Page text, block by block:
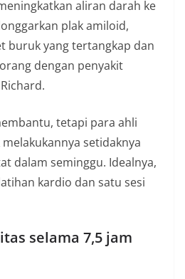
aliran darah ke
plak amiloid,
buruk yang tertangkap dan
dengan penyakit
tetapi para ahli
setidaknya
dalam seminggu. Idealnya,
kardio dan satu sesi
selama 7,5 jam